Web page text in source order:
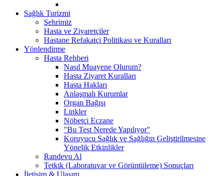
Sağlık Turizmi
Şehrimiz
Hasta ve Ziyaretçiler
Hastane Refakatçi Politikası ve Kuralları
Yönlendirme
Hasta Rehberi
Nasıl Muayene Olurum?
Hasta Ziyaret Kuralları
Hasta Hakları
Anlaşmalı Kurumlar
Organ Bağışı
Linkler
Nöbetçi Eczane
"Bu Test Nerede Yapılıyor"
Koruyucu Sağlık ve Sağlığın Geliştirilmesine
Yönelik Etkinlikler
Randevu Al
Tetkik (Laboratuvar ve Görüntüleme) Sonuçları
İletişim & Ulaşım